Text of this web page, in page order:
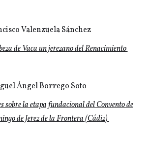
Valenzuela Sánchez
de Vaca un jerezano del Renacimiento
Ángel Borrego Soto
sobre la etapa fundacional del Convento de
de Jerez de la Frontera (Cádiz)